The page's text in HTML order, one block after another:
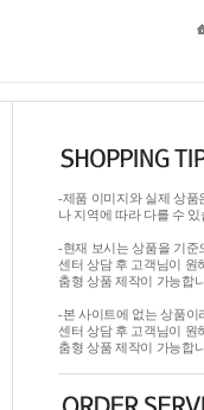
-제품 이미지와 실제 상품
나 지역에 따라 다를 수 있
-현재 보시는 상품을 기준
센터 상담 후 고객님이 원
춤형 상품 제작이 가능합
-본 사이트에 없는 상품이
센터 상담 후 고객님이 원
춤형 상품 제작이 가능합